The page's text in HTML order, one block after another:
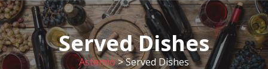
Served Dishes
Astemio>Served Dishes